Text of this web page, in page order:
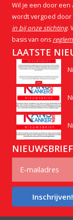
Wil je een door een
wordt vergoed door
in bij onze stichting.
basis van ons
LAATSTE
NIEUWSBRIEF
Inschrijven!